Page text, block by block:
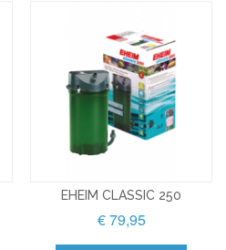
EHEIM CLASSIC 250
€ 79,95